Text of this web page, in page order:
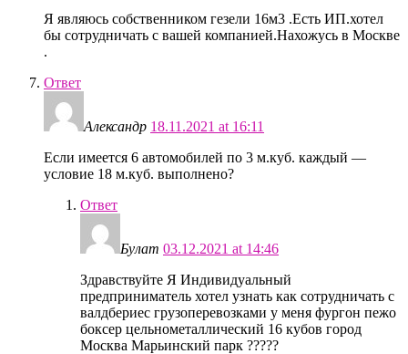
Я являюсь собственником гезели 16м3 .Есть ИП.хотел
бы сотрудничать с вашей компанией.Нахожусь в Москве
.
Ответ
Александр 18.11.2021 at 16:11
Если имеется 6 автомобилей по 3 м.куб. каждый —
условие 18 м.куб. выполнено?
Ответ
Булат 03.12.2021 at 14:46
Здравствуйте Я Индивидуальный
предприниматель хотел узнать как сотрудничать с
валдбериес грузоперевозками у меня фургон пежо
боксер цельнометаллический 16 кубов город
Москва Марьинский парк ?????